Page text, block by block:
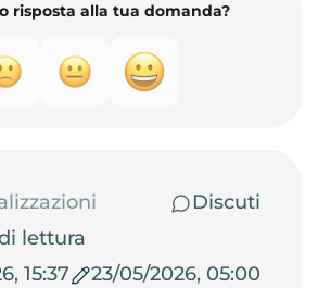
risposta alla tua domanda?
Discuti
lettura
15:37
23/05/2026, 05:00